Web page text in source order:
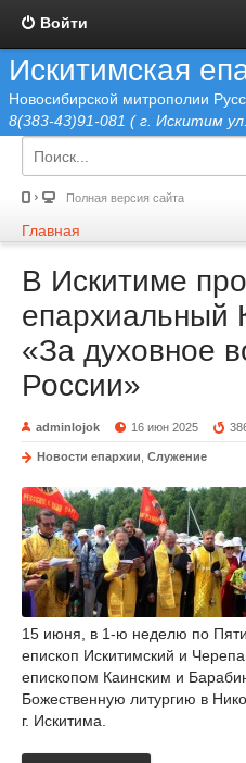
Войти
Искитимская
Новосибирской митрополии
8(383-43)91-081 ( г. Искитим
Полная версия сайта
Главная
В Искитиме
епархиальный
«За духовное
России»
adminlojok 16 июн 2025
Новости епархии Служение
15 июня, в 1-ю неделю по
епископ Искитимский и
епископом Каинским и
Божественную литургию в
г. Искитима.